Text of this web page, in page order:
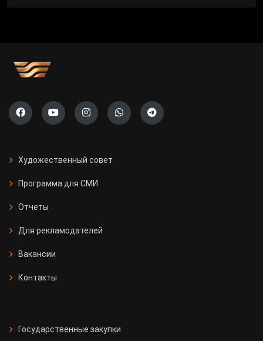
Художественный совет
Программа для СМИ
Отчеты
Для рекламодателей
Вакансии
Контакты
Государственные закупки